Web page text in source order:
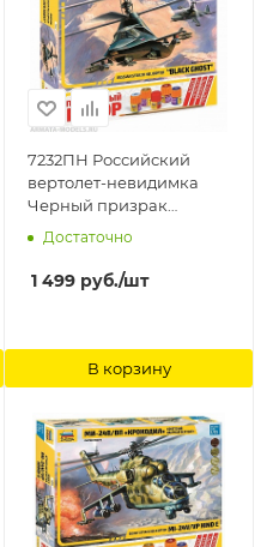
7232ПН Российский
вертолет-невидимка
Черный призрак
Звезда, 1/72
Достаточно
1 499 руб./шт
В корзину